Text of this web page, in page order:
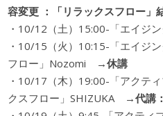
容変更 ：「リラックスフロー」
・10/12（土）15:00-「エイジ
・10/15（火）10:15-「エイジ
フロー」Nozomi →休講
・10/17（木）19:00-「アクテ
クスフロー」SHIZUKA →代講：